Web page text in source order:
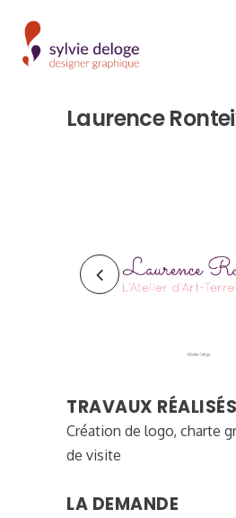
Laurence
TRAVAUX RÉALISÉS
Création de logo, charte
de visite
LA DEMANDE